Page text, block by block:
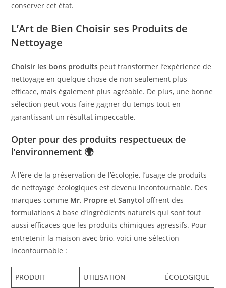
conserver cet état.
L’Art de Bien Choisir ses Produits de
Nettoyage
Choisir les bons produits peut transformer l’expérience de
nettoyage en quelque chose de non seulement plus
efficace, mais également plus agréable. De plus, une bonne
sélection peut vous faire gagner du temps tout en
garantissant un résultat impeccable.
Opter pour des produits respectueux de
l’environnement 🌍
À l’ère de la préservation de l’écologie, l’usage de produits
de nettoyage écologiques est devenu incontournable. Des
marques comme Mr. Propre etSanytol offrent des
formulations à base d’ingrédients naturels qui sont tout
aussi efficaces que les produits chimiques agressifs. Pour
entretenir la maison avec brio, voici une sélection
incontournable :
PRODUIT UTILISATION ÉCOLOGIQUE